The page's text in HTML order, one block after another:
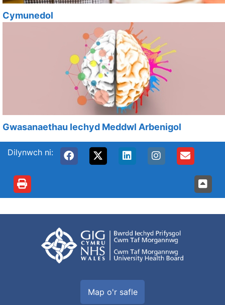
Cymunedol
Gwasanaethau Iechyd Meddwl Arbenigol
Dilynwch ni:
Map o'r safle